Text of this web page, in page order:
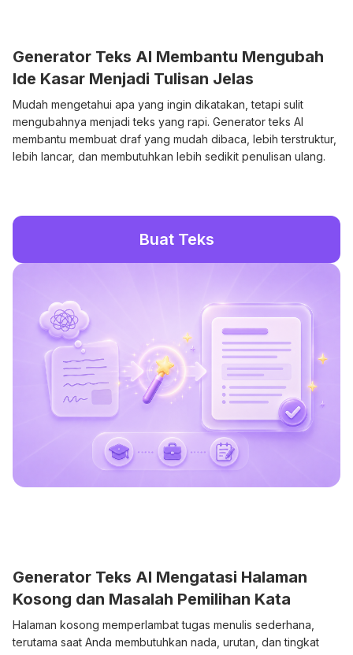
Generator Teks AI Membantu Mengubah
Ide Kasar Menjadi Tulisan Jelas
Mudah mengetahui apa yang ingin dikatakan, tetapi sulit
mengubahnya menjadi teks yang rapi. Generator teks AI
membantu membuat draf yang mudah dibaca, lebih terstruktur,
lebih lancar, dan membutuhkan lebih sedikit penulisan ulang.
Buat Teks
Generator Teks AI Mengatasi Halaman
Kosong dan Masalah Pemilihan Kata
Halaman kosong memperlambat tugas menulis sederhana,
terutama saat Anda membutuhkan nada, urutan, dan tingkat